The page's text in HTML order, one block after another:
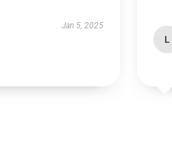
Jan 5, 2025
L